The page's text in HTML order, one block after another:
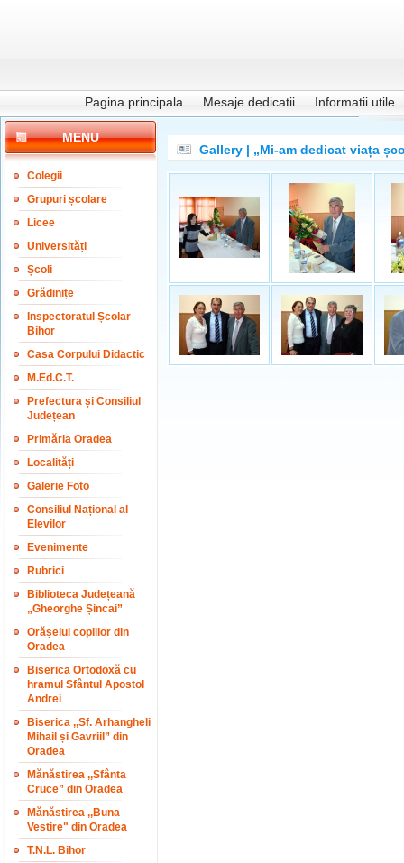
Pagina principala Mesaje dedicatii Informatii utile
MENU
Colegii
Grupuri școlare
Licee
Universități
Școli
Grădinițe
Inspectoratul Școlar
Bihor
Casa Corpului Didactic
M.Ed.C.T.
Prefectura și Consiliul
Județean
Primăria Oradea
Localități
Galerie Foto
Consiliul Național al
Elevilor
Evenimente
Rubrici
Biblioteca Județeană
„Gheorghe Șincai”
Orășelul copiilor din
Oradea
Biserica Ortodoxă cu
hramul Sfântul Apostol
Andrei
Biserica ,,Sf. Arhangheli
Mihail și Gavriil” din
Oradea
Mănăstirea ,,Sfânta
Cruce” din Oradea
Mănăstirea ,,Buna
Vestire" din Oradea
T.N.L. Bihor
Gallery | „Mi-am dedicat viața